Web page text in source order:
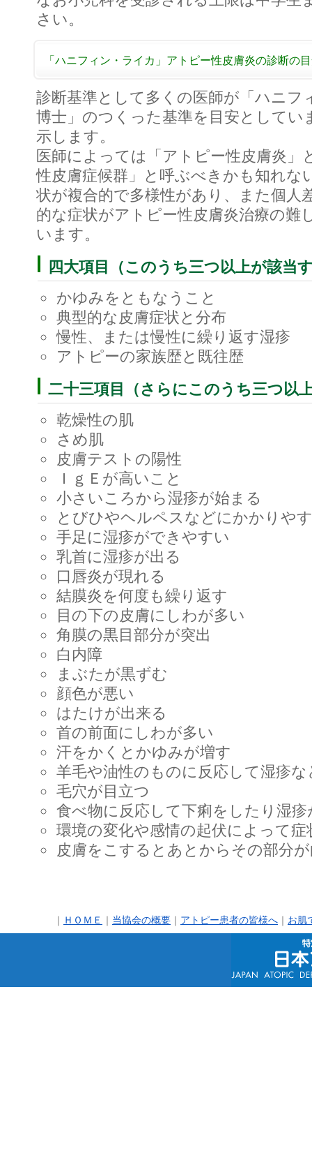
さい。
「ハニフィン・ライカ」アトピー性皮膚炎の診断の
診断基準として多くの医師が「ハニフ
博士」のつくった基準を目安としてい
示します。
医師によっては「アトピー性皮膚炎」
性皮膚症候群」と呼ぶべきかも知れな
状が複合的で多様性があり、また個人
的な症状がアトピー性皮膚炎治療の難
います。
四大項目（このうち三つ以上が該当
かゆみをともなうこと
典型的な皮膚症状と分布
慢性、または慢性に繰り返す湿疹
アトピーの家族歴と既往歴
二十三項目（さらにこのうち三つ以
乾燥性の肌
さめ肌
皮膚テストの陽性
ＩｇＥが高いこと
小さいころから湿疹が始まる
とびひやヘルペスなどにかかりや
手足に湿疹ができやすい
乳首に湿疹が出る
口唇炎が現れる
結膜炎を何度も繰り返す
目の下の皮膚にしわが多い
角膜の黒目部分が突出
白内障
まぶたが黒ずむ
顔色が悪い
はたけが出来る
首の前面にしわが多い
汗をかくとかゆみが増す
羊毛や油性のものに反応して湿疹な
毛穴が目立つ
食べ物に反応して下痢をしたり湿疹
環境の変化や感情の起伏によって
皮膚をこするとあとからその部分
｜ ＨＯＭＥ ｜ 当協会の概要 ｜ アトピー患者の皆様へ ｜ お肌